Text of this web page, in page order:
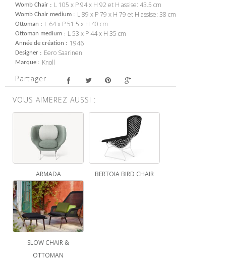
Womb Chair L 105 x P 94 x H 92 et H assise: 43.5 cm
Womb Chair medium L 89 x P 79 x H 79 et H assise: 38 cm
Ottoman L 64 x P 51.5 x H 40 cm
Ottoman medium L 53 x P 44 x H 35 cm
Année de création 1946
Designer Eero Saarinen
Marque Knoll
Partager
VOUS AIMEREZ AUSSI :
ARMADA BERTOIA BIRD CHAIR
SLOW CHAIR &
OTTOMAN